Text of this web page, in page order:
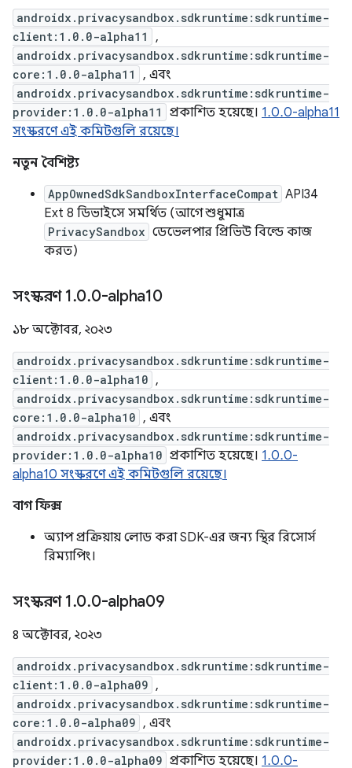
androidx.privacysandbox.sdkruntime:sdkruntime-
client:1.0.0-alpha11
,
androidx.privacysandbox.sdkruntime:sdkruntime-
core:1.0.0-alpha11
, এবং
androidx.privacysandbox.sdkruntime:sdkruntime-
provider:1.0.0-alpha11
প্রকাশিত হয়েছে। 1.0.0-alpha11
সংস্করণে এই কমিটগুলি রয়েছে।
নতুন বৈশিষ্ট্য
AppOwnedSdkSandboxInterfaceCompat API34
Ext 8 ডিভাইসে সমর্থিত (আগে শুধুমাত্র
PrivacySandbox ডেভেলপার প্রিভিউ বিল্ডে কাজ
করত)
সংস্করণ 1.0.0-alpha10
১৮ অক্টোবর, ২০২৩
androidx.privacysandbox.sdkruntime:sdkruntime-
client:1.0.0-alpha10 ,
androidx.privacysandbox.sdkruntime:sdkruntime-
core:1.0.0-alpha10 , এবং
androidx.privacysandbox.sdkruntime:sdkruntime-
provider:1.0.0-alpha10 প্রকাশিত হয়েছে। 1.0.0-
alpha10 সংস্করণে এই কমিটগুলি রয়েছে।
বাগ ফিক্স
অ্যাপ প্রক্রিয়ায় লোড করা SDK-এর জন্য স্থির রিসোর্স
রিম্যাপিং।
সংস্করণ 1.0.0-alpha09
৪ অক্টোবর, ২০২৩
androidx.privacysandbox.sdkruntime:sdkruntime-
client:1.0.0-alpha09 ,
androidx.privacysandbox.sdkruntime:sdkruntime-
core:1.0.0-alpha09 , এবং
androidx.privacysandbox.sdkruntime:sdkruntime-
provider:1.0.0-alpha09 প্রকাশিত হয়েছে। 1.0.0-